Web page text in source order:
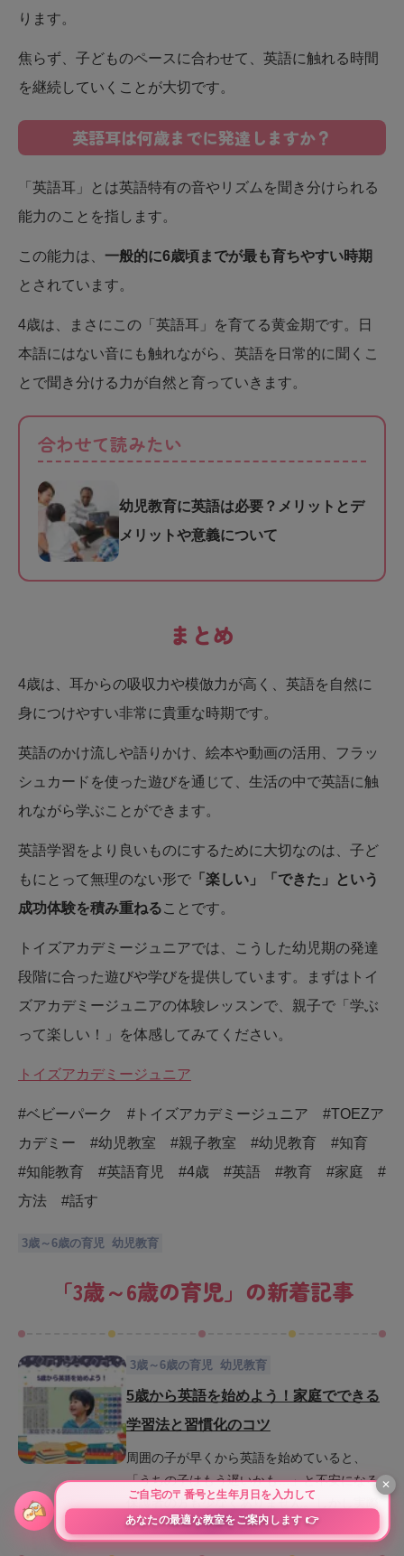
ります。
焦らず、子どものペースに合わせて、英語に触れる時間
を継続していくことが大切です。
英語耳は何歳までに発達しますか？
「英語耳」とは英語特有の音やリズムを聞き分けられる
能力のことを指します。
この能力は、 一般的に6歳頃までが最も育ちやすい時期
とされています。
4歳は、まさにこの「英語耳」を育てる黄金期です。日
本語にはない音にも触れながら、英語を日常的に聞くこ
とで聞き分ける力が自然と育っていきます。
合わせて読みたい
幼児教育に英語は必要？メリットとデ
メリットや意義について
まとめ
4歳は、耳からの吸収力や模倣力が高く、英語を自然に
身につけやすい非常に貴重な時期です。
英語のかけ流しや語りかけ、絵本や動画の活用、フラッ
シュカードを使った遊びを通じて、生活の中で英語に触
れながら学ぶことができます。
英語学習をより良いものにするために大切なのは、子ど
もにとって無理のない形で 「楽しい」「できた」という
成功体験を積み重ねることです。
トイズアカデミージュニアでは、こうした幼児期の発達
段階に合った遊びや学びを提供しています。まずはトイ
ズアカデミージュニアの体験レッスンで、親子で「学ぶ
って楽しい！」を体感してみてください。
トイズアカデミージュニア
#ベビーパーク #トイズアカデミージュニア #TOEZア
カデミー #幼児教室 #親子教室 #幼児教育 #知育
#知能教育 #英語育児 #4歳 #英語 #教育 #家庭 #
方法 #話す
3歳～6歳の育児 幼児教育
「3歳～6歳の育児」の新着記事
3歳～6歳の育児 幼児教育
5歳から英語を始めよう！家庭でできる
学習法と習慣化のコツ
周囲の子が早くから英語を始めていると、
「うちの子はもう遅いかも…」と不安になる
保護者の方も少なくありません。しかし実際
には、母語の基礎が整い、好奇心や表現力が